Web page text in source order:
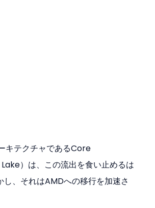
キテクチャであるCore
）は、この流出を食い止めるは
し、それはAMDへの移行を加速さ